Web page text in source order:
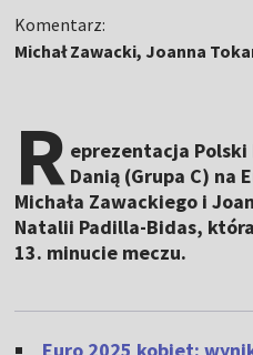
Komentarz:
Michał Zawacki, Joanna
R eprezentacja Polski
Danią (Grupa C) na
Michała Zawackiego i
Natalii Padilla-Bidas,
13. minucie meczu.